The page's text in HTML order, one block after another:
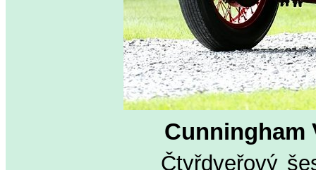
Cunningham
Čtyřdveřový